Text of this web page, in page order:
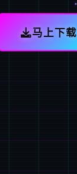
马上下载